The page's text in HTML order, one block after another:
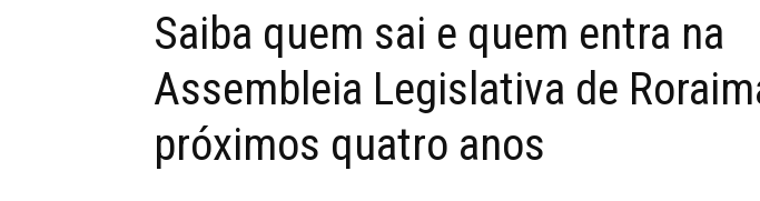
Saiba quem sai e quem entra na
Assembleia Legislativa de
próximos quatro anos